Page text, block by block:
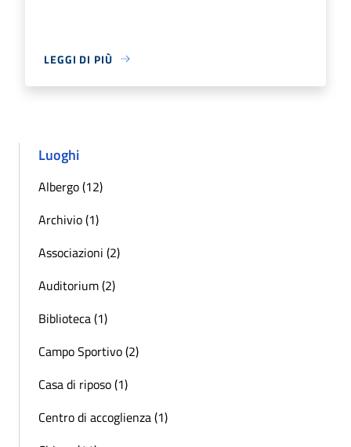
LEGGI DI PIÙ
Luoghi
Albergo (12)
Archivio (1)
Associazioni (2)
Auditorium (2)
Biblioteca (1)
Campo Sportivo (2)
Casa di riposo (1)
Centro di accoglienza (1)